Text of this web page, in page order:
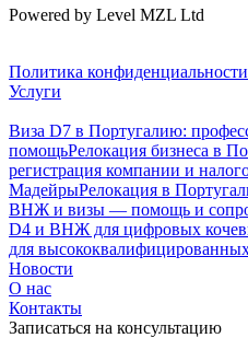
Powered by Level MZL Ltd
Политика конфиденциальности
Услуги
Виза D7 в Португалию:
помощьРелокация бизнеса в
регистрация компании и
МадейрыРелокация в
ВНЖ и визы — помощь и
D4 и ВНЖ для цифровых
для
Новости
О нас
Контакты
Записаться на консультацию